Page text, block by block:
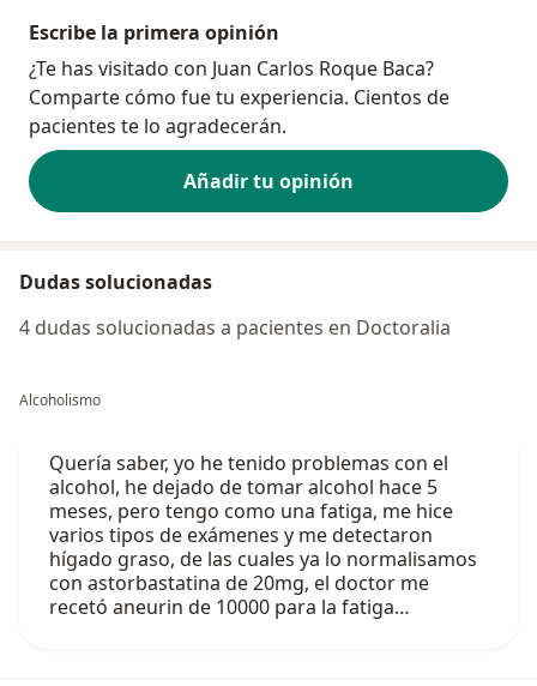
Escribe la primera opinión
¿Te has visitado con Juan Carlos Roque Baca?
Comparte cómo fue tu experiencia. Cientos de
pacientes te lo agradecerán.
Añadir tu opinión
Dudas solucionadas
4 dudas solucionadas a pacientes en Doctoralia
Alcoholismo
Quería saber, yo he tenido problemas con el
alcohol, he dejado de tomar alcohol hace 5
meses, pero tengo como una fatiga, me hice
varios tipos de exámenes y me detectaron
hígado graso, de las cuales ya lo normalisamos
con astorbastatina de 20mg, el doctor me
recetó aneurin de 10000 para la fatiga…